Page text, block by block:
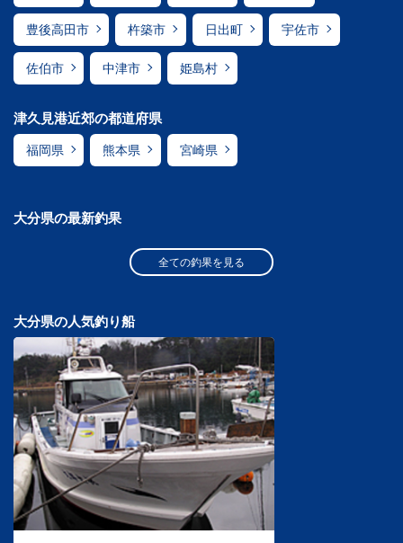
豊後高田市 杵築市 日出町 宇佐市
佐伯市 中津市 姫島村
津久見港近郊の都道府県
福岡県 熊本県 宮崎県
大分県の最新釣果
全ての釣果を見る
大分県の人気釣り船